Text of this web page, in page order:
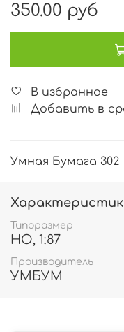
350.00 руб
В избранное
Добавить в
Умная Бумага 302
Типоразмер
HO, 1:87
Производитель
УМБУМ